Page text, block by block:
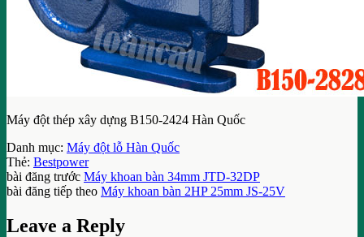
Máy đột thép xây dựng B150-2424 Hàn Quốc
Danh mục: Máy đột lỗ Hàn Quốc
Thẻ: Bestpower
bài đăng trước Máy khoan bàn 34mm JTD-32DP
bài đăng tiếp theo Máy khoan bàn 2HP 25mm JS-25V
Leave a Reply